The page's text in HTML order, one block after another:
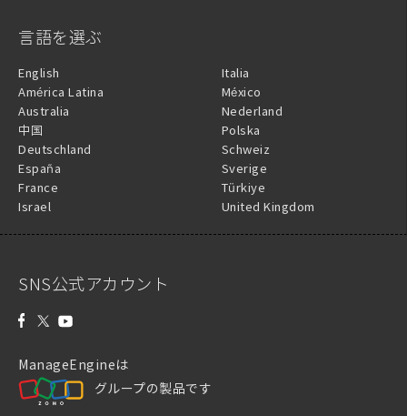
言語を選ぶ
English
América Latina
Australia
中国
Deutschland
España
France
Israel
Italia
México
Nederland
Polska
Schweiz
Sverige
Türkiye
United Kingdom
SNS公式アカウント
ManageEngineは
グループの製品です